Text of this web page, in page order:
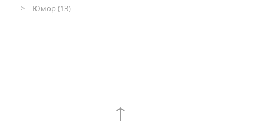
Юмор (13)
↑